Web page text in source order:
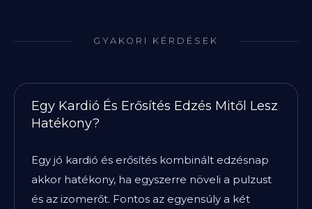
GYAKORI KÉRDÉSEK
Egy Kardió És Erősítés Edzés Mitől Lesz
Hatékony?
Egy jó kardió és erősítés kombinált edzésnap
akkor hatékony, ha egyszerre növeli a pulzust
és az izomerőt. Fontos az egyensúly a két